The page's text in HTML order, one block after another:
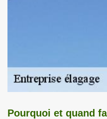
Pourquoi et quand